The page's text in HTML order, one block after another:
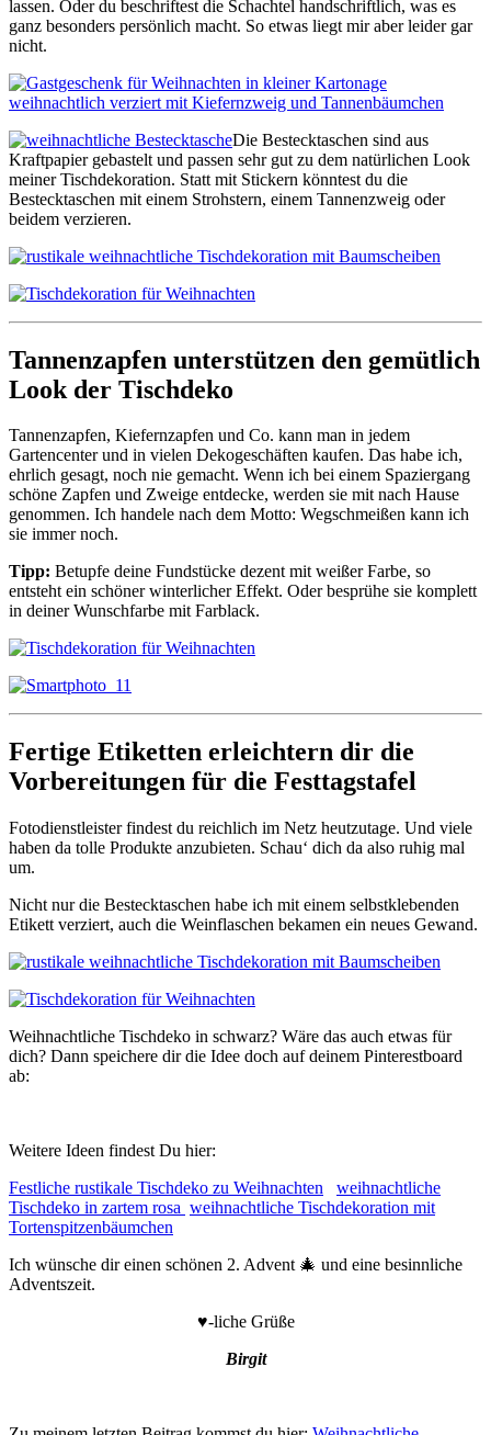
lassen. Oder du beschriftest die Schachtel handschriftlich, was es
ganz besonders persönlich macht. So etwas liegt mir aber leider gar
nicht.
Die Bestecktaschen sind aus
Kraftpapier gebastelt und passen sehr gut zu dem natürlichen Look
meiner Tischdekoration. Statt mit Stickern könntest du die
Bestecktaschen mit einem Strohstern, einem Tannenzweig oder
beidem verzieren.
Tannenzapfen unterstützen den gemütlich
Look der Tischdeko
Tannenzapfen, Kiefernzapfen und Co. kann man in jedem
Gartencenter und in vielen Dekogeschäften kaufen. Das habe ich,
ehrlich gesagt, noch nie gemacht. Wenn ich bei einem Spaziergang
schöne Zapfen und Zweige entdecke, werden sie mit nach Hause
genommen. Ich handele nach dem Motto: Wegschmeißen kann ich
sie immer noch.
Tipp: Betupfe deine Fundstücke dezent mit weißer Farbe, so
entsteht ein schöner winterlicher Effekt. Oder besprühe sie komplett
in deiner Wunschfarbe mit Farblack.
Fertige Etiketten erleichtern dir die
Vorbereitungen für die Festtagstafel
Fotodienstleister findest du reichlich im Netz heutzutage. Und viele
haben da tolle Produkte anzubieten. Schau‘ dich da also ruhig mal
um.
Nicht nur die Bestecktaschen habe ich mit einem selbstklebenden
Etikett verziert, auch die Weinflaschen bekamen ein neues Gewand.
Weihnachtliche Tischdeko in schwarz? Wäre das auch etwas für
dich? Dann speichere dir die Idee doch auf deinem Pinterestboard
ab:
Weitere Ideen findest Du hier:
Festliche rustikale Tischdeko zu Weihnachten
weihnachtliche
Tischdeko in zartem rosa weihnachtliche Tischdekoration mit
Tortenspitzenbäumchen
Ich wünsche dir einen schönen 2. Advent 🎄 und eine besinnliche
Adventszeit.
♥-liche Grüße
Birgit